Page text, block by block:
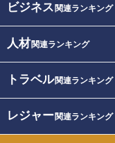
ビジネス 関連ランキング
人材関連ランキング
トラベル関連ランキング
レジャー関連ランキング